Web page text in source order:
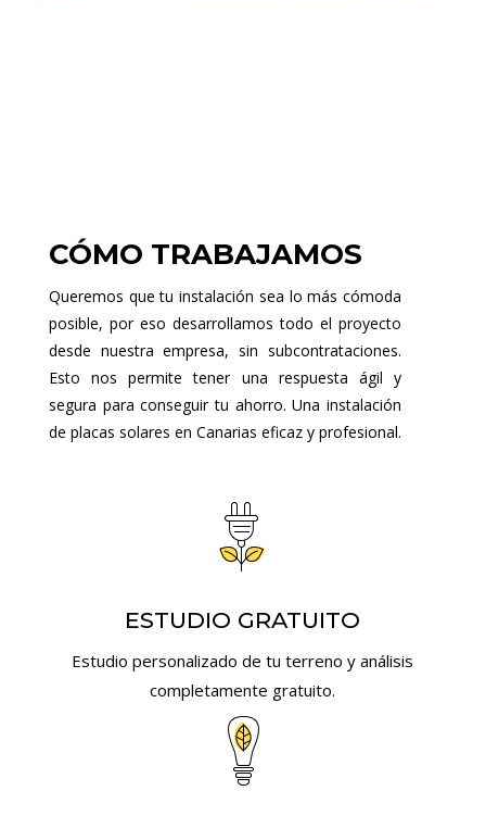
CÓMO TRABAJAMOS
Queremos que tu instalación sea lo más cómoda
posible, por eso desarrollamos todo el proyecto
desde nuestra empresa, sin subcontrataciones.
Esto nos permite tener una respuesta ágil y
segura para conseguir tu ahorro. Una instalación
de placas solares en Canarias eficaz y profesional.
ESTUDIO GRATUITO
Estudio personalizado de tu terreno y análisis
completamente gratuito.